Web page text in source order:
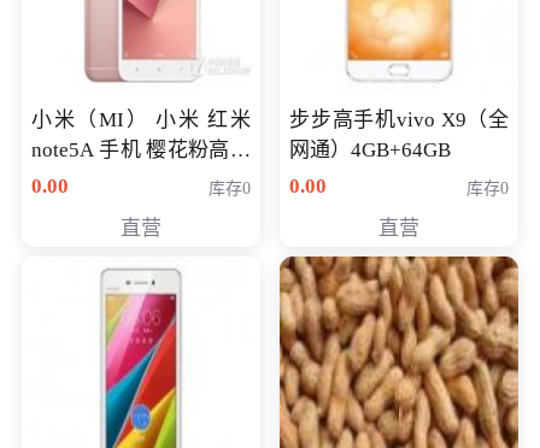
小米（MI） 小米 红米
note5A 手机 樱花粉高配
版 全网通(3G+32G)
0.00 库存0
直营
步步高手机vivo X9（全
网通）4GB+64GB
0.00
库存0
直营